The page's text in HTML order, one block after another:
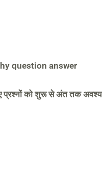
question answer
गए प्रश्नों को शुरू से अंत तक अवश्य